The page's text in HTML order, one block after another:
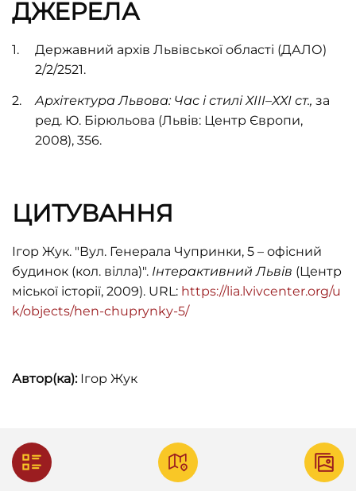
ДЖЕРЕЛА
Державний архів Львівської області (ДАЛО)
2/2/2521.
Архітектура Львова: Час і стилі ХІІІ–ХХІ ст., за
ред. Ю. Бірюльова (Львів: Центр Європи,
2008), 356.
ЦИТУВАННЯ
Ігор Жук. "Вул. Генерала Чупринки, 5 – офісний
будинок (кол. вілла)". Інтерактивний Львів (Центр
міської історії, 2009). URL: https://lia.lvivcenter.org/u
k/objects/hen-chuprynky-5/
Автор(ка):Ігор Жук